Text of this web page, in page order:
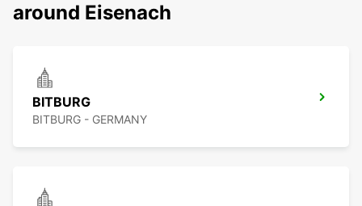
around Eisenach
BITBURG
BITBURG - GERMANY